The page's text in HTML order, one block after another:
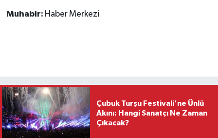
Muhabir: Haber Merkezi
Çubuk Turşu Festivali'ne Ünlü
Akını: Hangi Sanatçı Ne Zaman
Çıkacak?